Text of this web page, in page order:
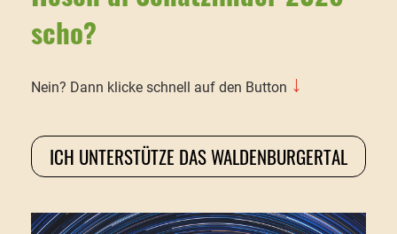
scho?
Nein? Dann klicke schnell auf den Button ↓
ICH UNTERSTÜTZE DAS WALDENBURGERTAL